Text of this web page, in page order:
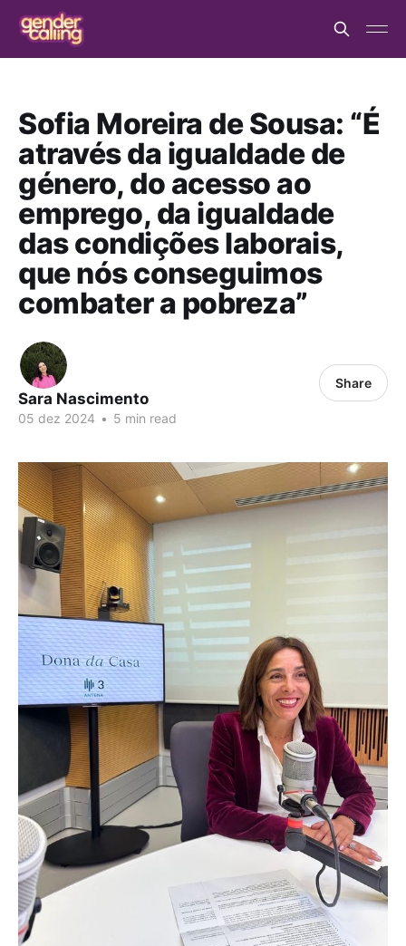
Sofia Moreira de Sousa: “É
através da igualdade de
género, do acesso ao
emprego, da igualdade
das condições laborais,
que nós conseguimos
combater a pobreza”
Sara Nascimento
05 dez 2024 • 5 min read
Share